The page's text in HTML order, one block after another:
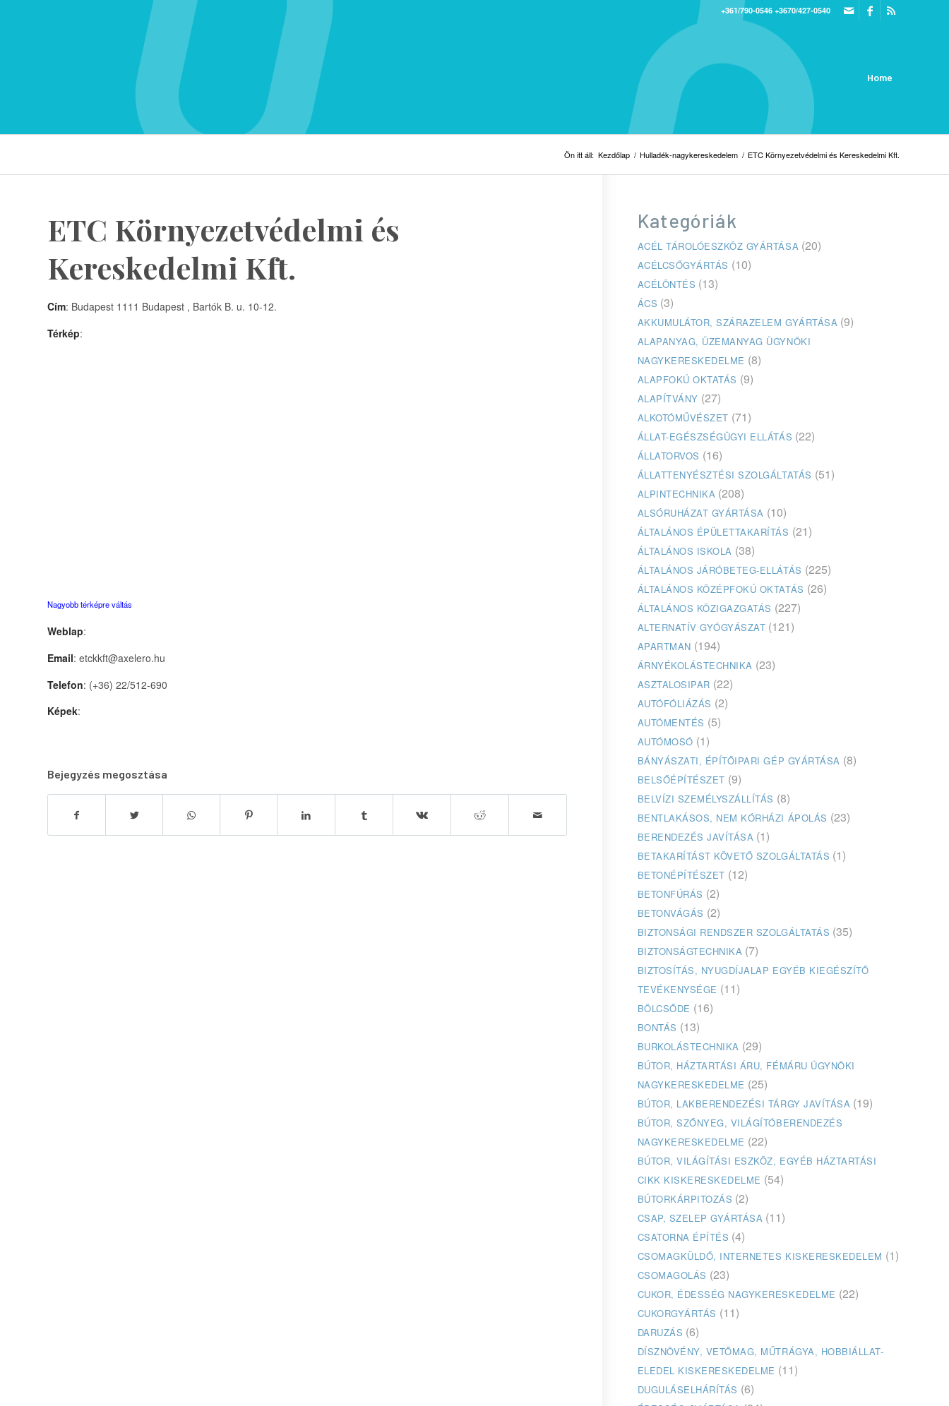
+361/790-0546 +3670/427-0540
Home
Ön itt áll: Kezdőlap / Hulladék-nagykereskedelem / ETC Környezetvédelmi és Kereskedelmi Kft.
ETC Környezetvédelmi és
Kereskedelmi Kft.
Cím: Budapest 1111 Budapest , Bartók B. u. 10-12.
Térkép:
Nagyobb térképre váltás
Weblap:
Email: etckkft@axelero.hu
Telefon: (+36) 22/512-690
Képek:
Bejegyzés megosztása
Kategóriák
ACÉL TÁROLÓESZKÖZ GYÁRTÁSA (20)
ACÉLCSŐGYÁRTÁS (10)
ACÉLÖNTÉS (13)
ÁCS (3)
AKKUMULÁTOR, SZÁRAZELEM GYÁRTÁSA (9)
ALAPANYAG, ÜZEMANYAG ÜGYNÖKI
NAGYKERESKEDELME (8)
ALAPFOKÚ OKTATÁS (9)
ALAPÍTVÁNY (27)
ALKOTÓMŰVÉSZET (71)
ÁLLAT-EGÉSZSÉGÜGYI ELLÁTÁS (22)
ÁLLATORVOS (16)
ÁLLATTENYÉSZTÉSI SZOLGÁLTATÁS (51)
ALPINTECHNIKA (208)
ALSÓRUHÁZAT GYÁRTÁSA (10)
ÁLTALÁNOS ÉPÜLETTAKARÍTÁS (21)
ÁLTALÁNOS ISKOLA (38)
ÁLTALÁNOS JÁRÓBETEG-ELLÁTÁS (225)
ÁLTALÁNOS KÖZÉPFOKÚ OKTATÁS (26)
ÁLTALÁNOS KÖZIGAZGATÁS (227)
ALTERNATÍV GYÓGYÁSZAT (121)
APARTMAN (194)
ÁRNYÉKOLÁSTECHNIKA (23)
ASZTALOSIPAR (22)
AUTÓFÓLIÁZÁS (2)
AUTÓMENTÉS (5)
AUTÓMOSÓ (1)
BÁNYÁSZATI, ÉPÍTŐIPARI GÉP GYÁRTÁSA (8)
BELSŐÉPÍTÉSZET (9)
BELVÍZI SZEMÉLYSZÁLLÍTÁS (8)
BENTLAKÁSOS, NEM KÓRHÁZI ÁPOLÁS (23)
BERENDEZÉS JAVÍTÁSA (1)
BETAKARÍTÁST KÖVETŐ SZOLGÁLTATÁS (1)
BETONÉPÍTÉSZET (12)
BETONFÚRÁS (2)
BETONVÁGÁS (2)
BIZTONSÁGI RENDSZER SZOLGÁLTATÁS (35)
BIZTONSÁGTECHNIKA (7)
BIZTOSÍTÁS, NYUGDÍJALAP EGYÉB KIEGÉSZÍTŐ
TEVÉKENYSÉGE (11)
BÖLCSŐDE (16)
BONTÁS (13)
BURKOLÁSTECHNIKA (29)
BÚTOR, HÁZTARTÁSI ÁRU, FÉMÁRU ÜGYNÖKI
NAGYKERESKEDELME (25)
BÚTOR, LAKBERENDEZÉSI TÁRGY JAVÍTÁSA (19)
BÚTOR, SZŐNYEG, VILÁGÍTÓBERENDEZÉS
NAGYKERESKEDELME (22)
BÚTOR, VILÁGÍTÁSI ESZKÖZ, EGYÉB HÁZTARTÁSI
CIKK KISKERESKEDELME (54)
BÚTORKÁRPITOZÁS (2)
CSAP, SZELEP GYÁRTÁSA (11)
CSATORNA ÉPÍTÉS (4)
CSOMAGKÜLDŐ, INTERNETES KISKERESKEDELEM (1)
CSOMAGOLÁS (23)
CUKOR, ÉDESSÉG NAGYKERESKEDELME (22)
CUKORGYÁRTÁS (11)
DARUZÁS (6)
DÍSZNÖVÉNY, VETŐMAG, MŰTRÁGYA, HOBBIÁLLAT-
ELEDEL KISKERESKEDELME (11)
DUGULÁSELHÁRÍTÁS (6)